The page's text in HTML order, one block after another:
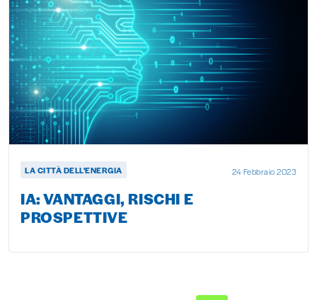
LA CITTÀ DELL'ENERGIA 24 Febbraio 2023
IA: VANTAGGI, RISCHI E
PROSPETTIVE